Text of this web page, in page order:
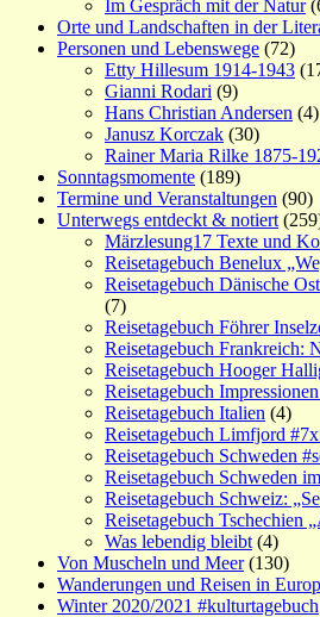
Im Gespräch mit der Natur
Orte und Landschaften in der
Personen und Lebenswege (72)
Etty Hillesum 1914-1943
Gianni Rodari (9)
Hans Christian Andersen (4)
Janusz Korczak (30)
Rainer Maria Rilke 1875-
Sonntagsmomente (189)
Termine und Veranstaltungen (90)
Unterwegs entdeckt & notiert
Märzlesung17 Texte und
Reisetagebuch Benelux
Reisetagebuch Dänische
(7)
Reisetagebuch Föhrer
Reisetagebuch Frankreich:
Reisetagebuch Hooger
Reisetagebuch
Reisetagebuch Italien (4)
Reisetagebuch Limfjord
Reisetagebuch Schweden
Reisetagebuch Schweden
Reisetagebuch Schweiz:
Reisetagebuch Tschechien
Was lebendig bleibt (4)
Von Muscheln und Meer(130)
Wanderungen und Reisen in
Winter 2020/2021 #kulturtagebuch